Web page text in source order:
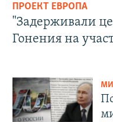
ПРОЕКТ ЕВРОПА
"Задерживали
Гонения на